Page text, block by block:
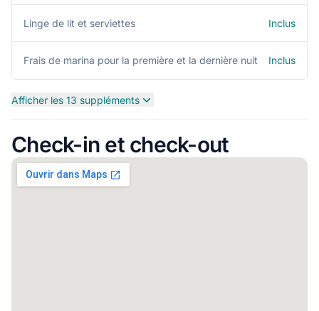
Linge de lit et serviettes Inclus
Frais de marina pour la première et la dernière nuit Inclus
Afficher les 13 suppléments
Check-in et check-out